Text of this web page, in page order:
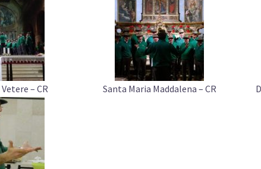
– CR Santa Maria Maddalena – CR